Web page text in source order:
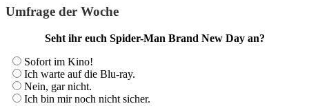
Umfrage der Woche
Seht ihr euch Spider-Man Brand New Day an?
Sofort im Kino!
Ich warte auf die Blu-ray.
Nein, gar nicht.
Ich bin mir noch nicht sicher.